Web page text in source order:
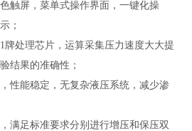
触屏，菜单式操作界面，一键化操
；
牌处理芯片，运算采集压力速度大大提
结果的准确性；
性能稳定，无复杂液压系统，减少渗
满足标准要求分别进行增压和保压双